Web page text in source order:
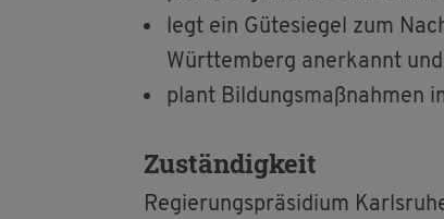
legt ein Gü­te­sie­gel zum
Würt­tem­berg an­er­kannt
plant Bil­dungs­maß­nah­men
Zu­stän­dig­keit
Re­gie­rungs­prä­si­di­um